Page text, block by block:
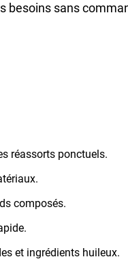
sans
réassorts ponctuels.
composés.
et ingrédients huileux.